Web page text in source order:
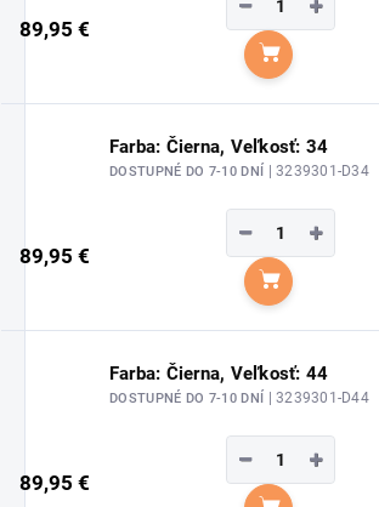
89,95 €
+
−
Do košíka
Farba: Čierna, Veľkosť: 34
DOSTUPNÉ DO 7-10 DNÍ | 3239301-D34
89,95 €
+
−
Do košíka
Farba: Čierna, Veľkosť: 44
DOSTUPNÉ DO 7-10 DNÍ | 3239301-D44
89,95 €
+
−